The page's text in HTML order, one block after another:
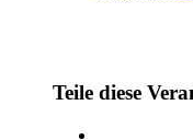
Teile diese